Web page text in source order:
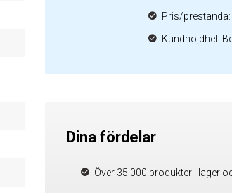
Pris/
Kundnöjdhet:
Dina fördelar
Över 35 000 produkter i lager